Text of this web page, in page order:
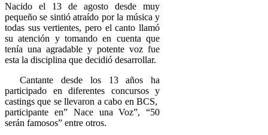
Nacido el 13 de agosto desde muy
pequeño se sintió atraído por la música y
todas sus vertientes, pero el canto llamó
su atención y tomando en cuenta que
tenía una agradable y potente voz fue
esta la disciplina que decidió desarrollar.
Cantante desde los 13 años ha
participado en diferentes concursos y
castings que se llevaron a cabo en BCS,
participante en” Nace una Voz”, “50
serán famosos” entre otros.